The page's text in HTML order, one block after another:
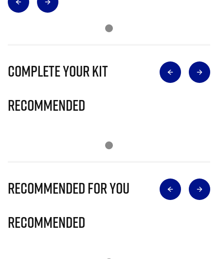
Complete Your Kit
Recommended
Recommended for you
Recommended